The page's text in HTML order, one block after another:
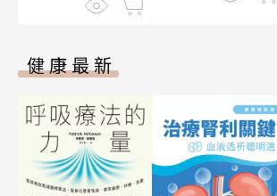
健康最新